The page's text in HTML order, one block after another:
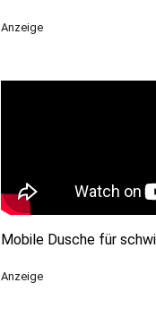
Anzeige
Mobile Dusche für
Anzeige